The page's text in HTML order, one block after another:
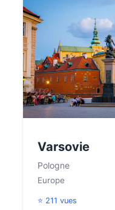
Varsovie
Pologne
Europe
⭐ 211 vues